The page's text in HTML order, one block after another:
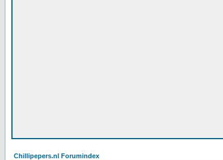
Chillipepers.nl Forumindex